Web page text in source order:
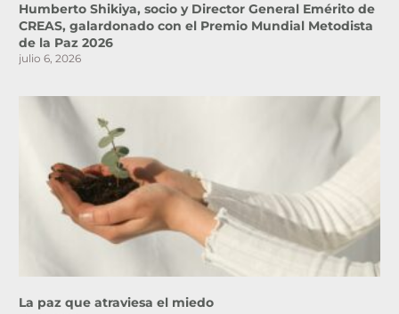
Humberto Shikiya, socio y Director General Emérito de
CREAS, galardonado con el Premio Mundial Metodista
de la Paz 2026
julio 6, 2026
La paz que atraviesa el miedo